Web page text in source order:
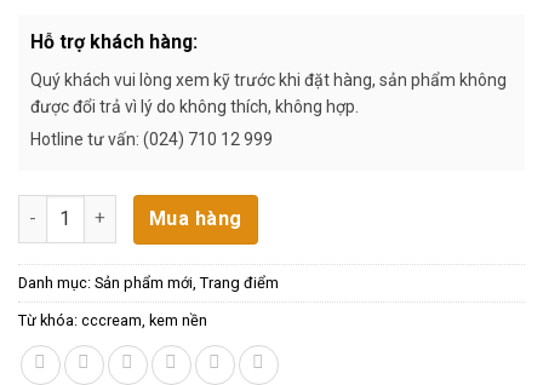
Hỗ trợ khách hàng:
Quý khách vui lòng xem kỹ trước khi đặt hàng, sản phẩm không
được đổi trả vì lý do không thích, không hợp.
Hotline tư vấn: (024) 710 12 999
Kem Nền Trang Điểm CCream số lượng
Mua hàng
Danh mục: Sản phẩm mới Trang điểm
Từ khóa: cccream kem nền